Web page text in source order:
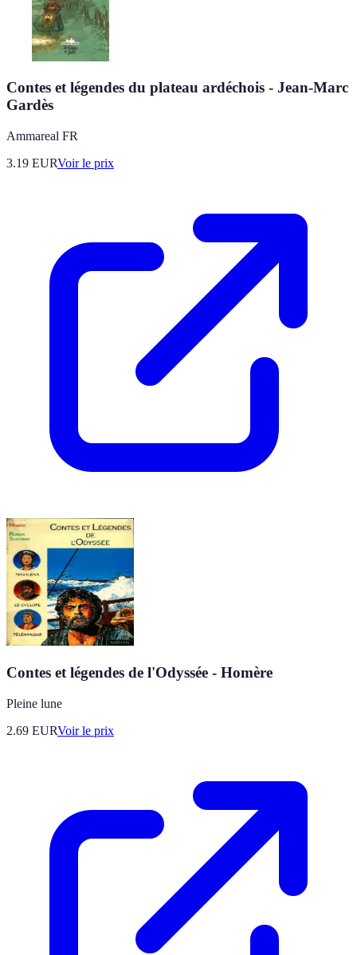
Contes et légendes du plateau ardéchois - Jean-Marc
Gardès
Ammareal FR
3.19 EURVoir le prix
Contes et légendes de l'Odyssée - Homère
Pleine lune
2.69 EURVoir le prix